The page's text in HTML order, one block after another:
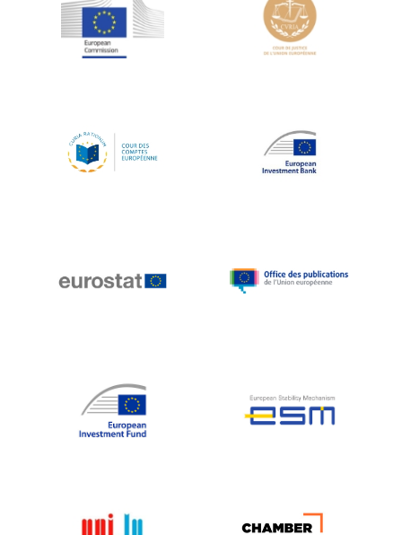
Jean-Louis Schiltz
Jean-Victor Louis
Johnny Åkerholm
Katharien L.C. Hunt
Klaus-Heiner Lehne
Koen LENAERTS
Lars Heikensten
Lucas Papademos